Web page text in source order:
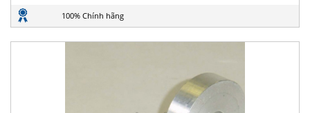
100% Chính hãng